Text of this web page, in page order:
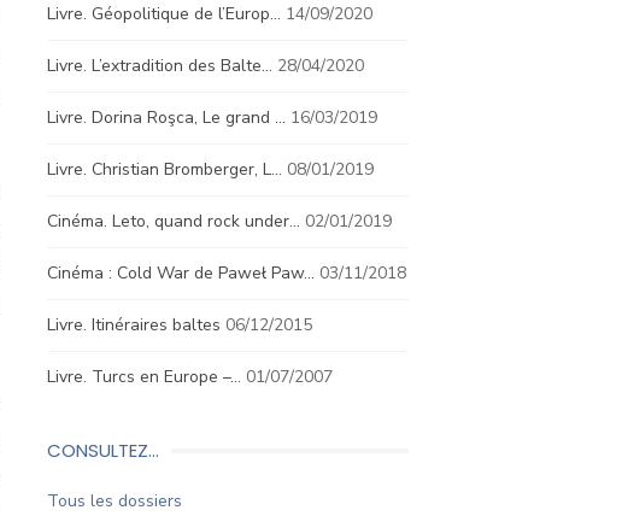
Livre. Géopolitique de l’Europ… 14/09/2020
Livre. L’extradition des Balte… 28/04/2020
Livre. Dorina Roşca, Le grand … 16/03/2019
Livre. Christian Bromberger, L… 08/01/2019
Cinéma. Leto, quand rock under… 02/01/2019
Cinéma : Cold War de Paweł Paw… 03/11/2018
Livre. Itinéraires baltes 06/12/2015
Livre. Turcs en Europe –… 01/07/2007
CONSULTEZ…
Tous les dossiers